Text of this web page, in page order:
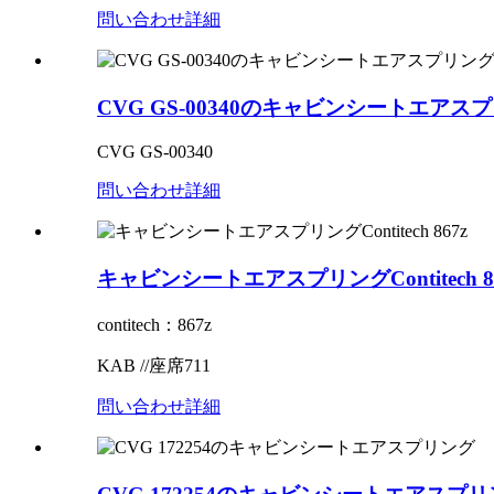
問い合わせ詳細
CVG GS-00340のキャビンシートエアス
CVG GS-00340
問い合わせ詳細
キャビンシートエアスプリングContitech
contitech：867z
KAB //座席711
問い合わせ詳細